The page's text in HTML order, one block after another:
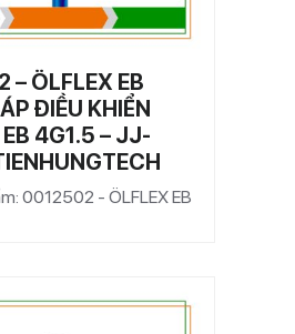
– ÖLFLEX EB
ĐIỀU KHIỂN
4G1.5 – JJ-
0012502 - ÖLFLEX EB